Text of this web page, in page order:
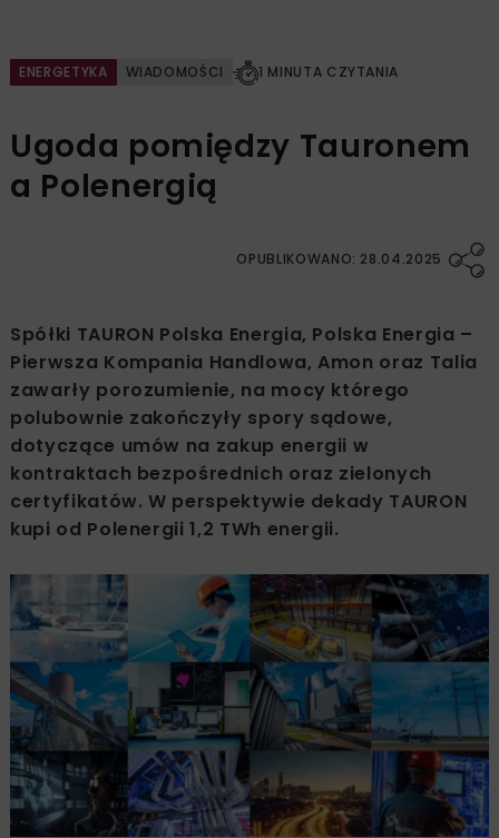
ENERGETYKA WIADOMOŚCI 1 MINUTA CZYTANIA
Ugoda pomiędzy Tauronem
a Polenergią
OPUBLIKOWANO: 28.04.2025
Spółki TAURON Polska Energia, Polska Energia –
Pierwsza Kompania Handlowa, Amon oraz Talia
zawarły porozumienie, na mocy którego
polubownie zakończyły spory sądowe,
dotyczące umów na zakup energii w
kontraktach bezpośrednich oraz zielonych
certyfikatów. W perspektywie dekady TAURON
kupi od Polenergii 1,2 TWh energii.